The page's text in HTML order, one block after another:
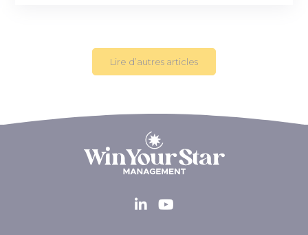
Lire d’autres articles